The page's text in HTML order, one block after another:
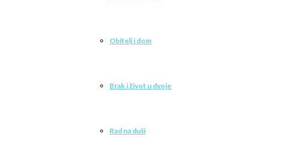
Obitelj i dom
Brak i život u dvoje
Rad na duši